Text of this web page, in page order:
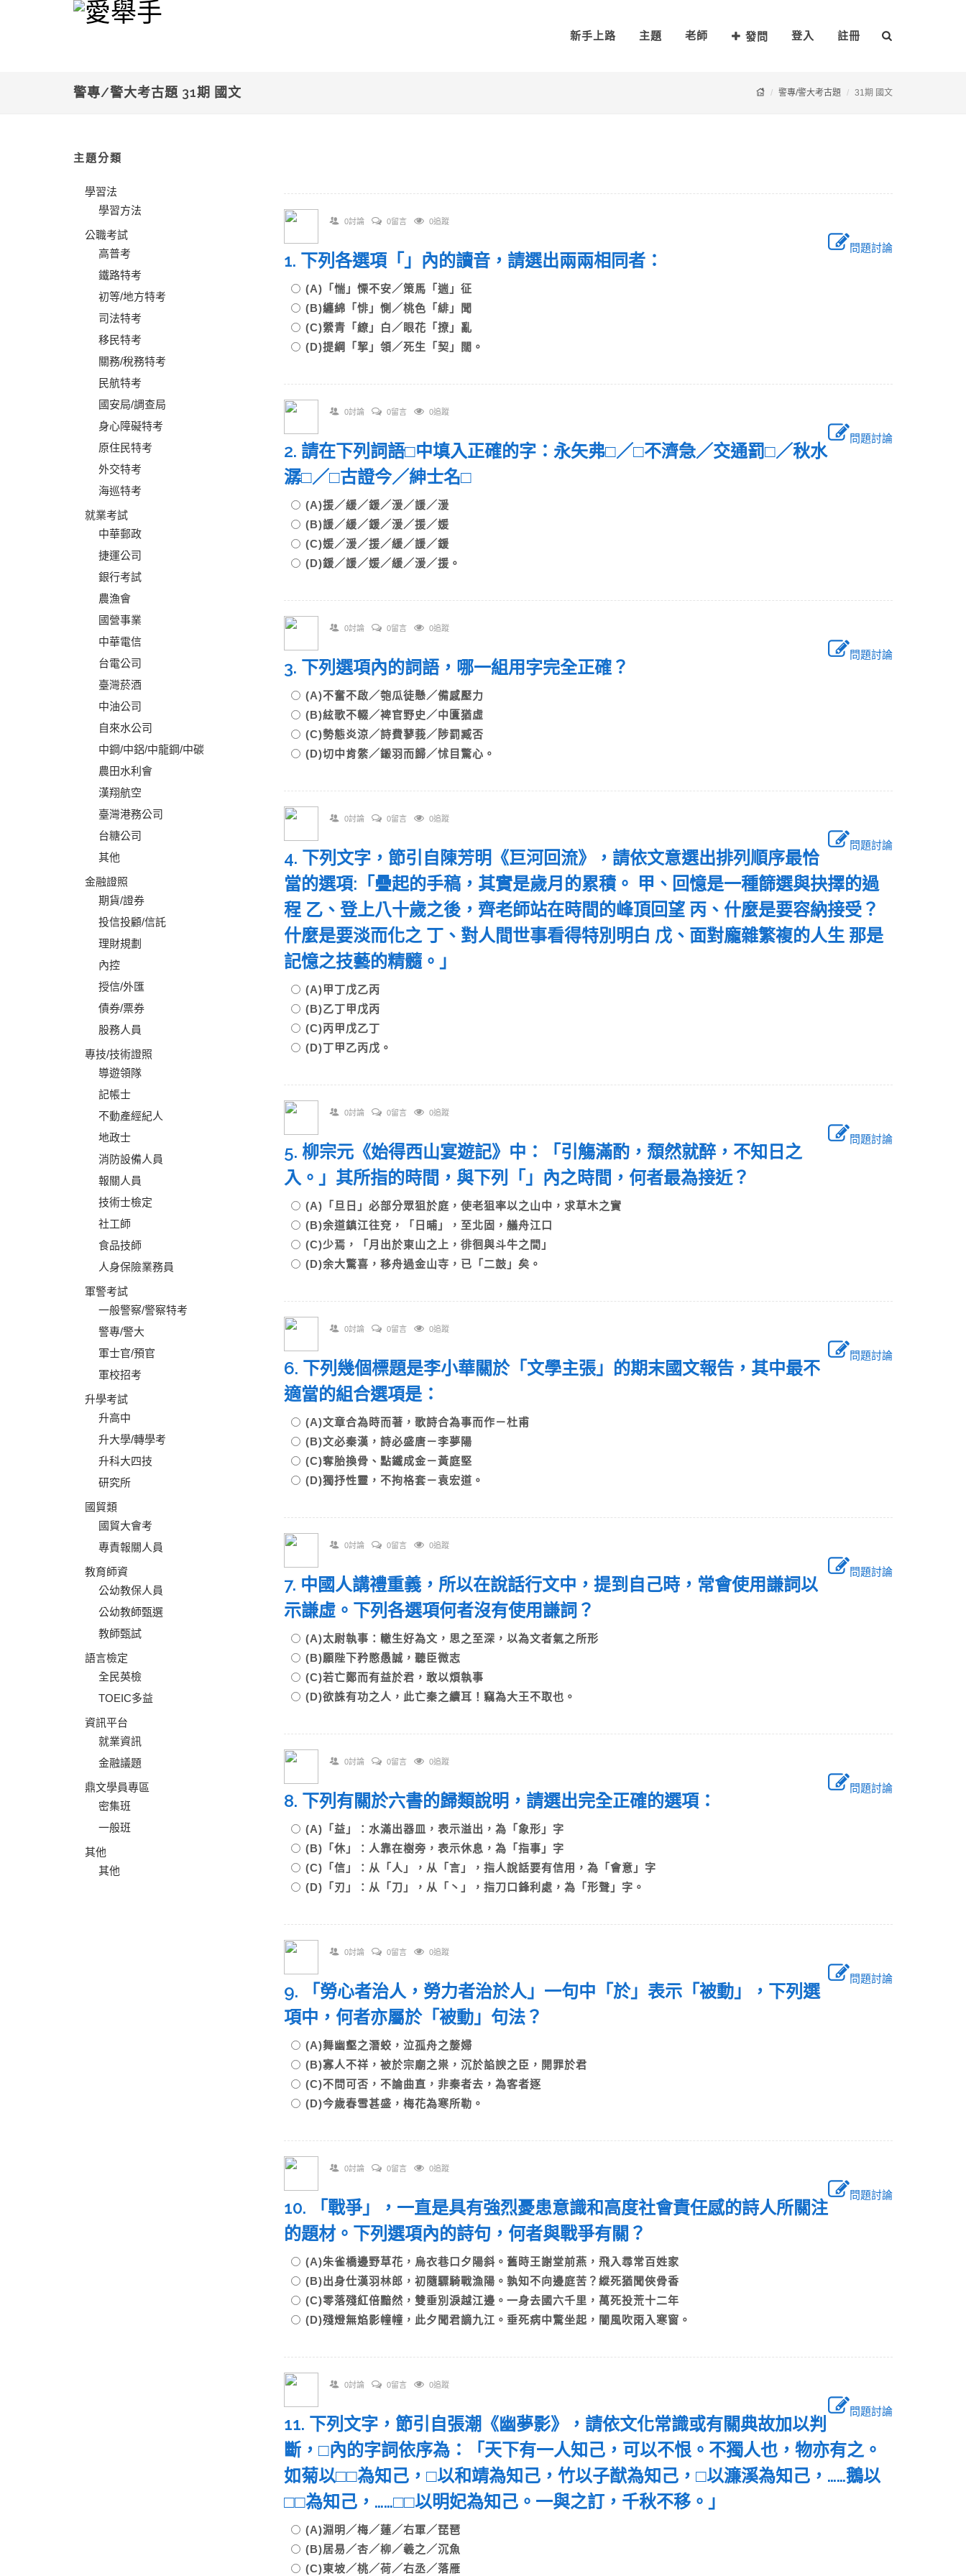
新手上路 主題 老師 發問 登入 註冊
警專/警大考古題 31期 國文 警專/警大考古題 31期 國文
主題分類
學習法
學習方法
公職考試
高普考
鐵路特考
初等/地方特考
司法特考
移民特考
關務/稅務特考
民航特考
國安局/調查局
身心障礙特考
原住民特考
外交特考
海巡特考
就業考試
中華郵政
捷運公司
銀行考試
農漁會
國營事業
中華電信
台電公司
臺灣菸酒
中油公司
自來水公司
中鋼/中鋁/中龍鋼/中碳
農田水利會
漢翔航空
臺灣港務公司
台糖公司
其他
金融證照
期貨/證券
投信投顧/信託
理財規劃
內控
授信/外匯
債券/票券
股務人員
專技/技術證照
導遊領隊
記帳士
不動產經紀人
地政士
消防設備人員
報關人員
技術士檢定
社工師
食品技師
人身保險業務員
軍警考試
一般警察/警察特考
警專/警大
軍士官/預官
軍校招考
升學考試
升高中
升大學/轉學考
升科大四技
研究所
國貿類
國貿大會考
專責報關人員
教育師資
公幼教保人員
公幼教師甄選
教師甄試
語言檢定
全民英檢
TOEIC多益
資訊平台
就業資訊
金融議題
鼎文學員專區
密集班
一般班
其他
其他
0討論 0留言 0追蹤
問題討論
1. 下列各選項「」內的讀音，請選出兩兩相同者：
(A)「惴」慄不安／策馬「遄」征
(B)纏綿「悱」惻／桃色「緋」聞
(C)縈青「繚」白／眼花「撩」亂
(D)提綱「挈」領／死生「契」闊。
0討論 0留言 0追蹤
問題討論
2. 請在下列詞語□中填入正確的字：永矢弗□／□不濟急／交通罰□／秋水
潺□／□古證今／紳士名□
(A)援／緩／鍰／湲／諼／湲
(B)諼／緩／鍰／湲／援／媛
(C)媛／湲／援／緩／諼／鍰
(D)鍰／諼／媛／緩／湲／援。
0討論 0留言 0追蹤
問題討論
3. 下列選項內的詞語，哪一組用字完全正確？
(A)不奮不啟／匏瓜徒懸／備感壓力
(B)絃歌不輟／裨官野史／中匱猶虛
(C)勢態炎涼／詩費蓼莪／陟罰臧否
(D)切中肯綮／鎩羽而歸／怵目驚心。
0討論 0留言 0追蹤
問題討論
4. 下列文字，節引自陳芳明《巨河回流》，請依文意選出排列順序最恰
當的選項:「疊起的手稿，其實是歲月的累積。 甲、回憶是一種篩選與抉擇的過
程 乙、登上八十歲之後，齊老師站在時間的峰頂回望 丙、什麼是要容納接受？
什麼是要淡而化之 丁、對人間世事看得特別明白 戊、面對龐雜繁複的人生 那是
記憶之技藝的精髓。」
(A)甲丁戊乙丙
(B)乙丁甲戊丙
(C)丙甲戊乙丁
(D)丁甲乙丙戊。
0討論 0留言 0追蹤
問題討論
5. 柳宗元《始得西山宴遊記》中：「引觴滿酌，頹然就醉，不知日之
入。」其所指的時間，與下列「」內之時間，何者最為接近？
(A)「旦日」必部分眾狙於庭，使老狙率以之山中，求草木之實
(B)余道鎮江往兗，「日晡」，至北固，艤舟江口
(C)少焉，「月出於東山之上，徘徊與斗牛之間」
(D)余大驚喜，移舟過金山寺，已「二鼓」矣。
0討論 0留言 0追蹤
問題討論
6. 下列幾個標題是李小華關於「文學主張」的期末國文報告，其中最不
適當的組合選項是：
(A)文章合為時而著，歌詩合為事而作－杜甫
(B)文必秦漢，詩必盛唐－李夢陽
(C)奪胎換骨、點鐵成金－黃庭堅
(D)獨抒性靈，不拘格套－袁宏道。
0討論 0留言 0追蹤
問題討論
7. 中國人講禮重義，所以在說話行文中，提到自己時，常會使用謙詞以
示謙虛。下列各選項何者沒有使用謙詞？
(A)太尉執事：轍生好為文，思之至深，以為文者氣之所形
(B)願陛下矜愍愚誠，聽臣微志
(C)若亡鄭而有益於君，敢以煩執事
(D)欲誅有功之人，此亡秦之續耳！竊為大王不取也。
0討論 0留言 0追蹤
問題討論
8. 下列有關於六書的歸類說明，請選出完全正確的選項：
(A)「益」：水滿出器皿，表示溢出，為「象形」字
(B)「休」：人靠在樹旁，表示休息，為「指事」字
(C)「信」：从「人」，从「言」，指人說話要有信用，為「會意」字
(D)「刃」：从「刀」，从「丶」，指刀口鋒利處，為「形聲」字。
0討論 0留言 0追蹤
問題討論
9. 「勞心者治人，勞力者治於人」一句中「於」表示「被動」，下列選
項中，何者亦屬於「被動」句法？
(A)舞幽壑之潛蛟，泣孤舟之嫠婦
(B)寡人不祥，被於宗廟之祟，沉於諂諛之臣，開罪於君
(C)不問可否，不論曲直，非秦者去，為客者逐
(D)今歲春雪甚盛，梅花為寒所勒。
0討論 0留言 0追蹤
問題討論
10. 「戰爭」，一直是具有強烈憂患意識和高度社會責任感的詩人所關注
的題材。下列選項內的詩句，何者與戰爭有關？
(A)朱雀橋邊野草花，烏衣巷口夕陽斜。舊時王謝堂前燕，飛入尋常百姓家
(B)出身仕漢羽林郎，初隨驃騎戰漁陽。孰知不向邊庭苦？縱死猶聞俠骨香
(C)零落殘紅倍黯然，雙垂別淚越江邊。一身去國六千里，萬死投荒十二年
(D)殘燈無焰影幢幢，此夕聞君謫九江。垂死病中驚坐起，闇風吹雨入寒窗。
0討論 0留言 0追蹤
問題討論
11. 下列文字，節引自張潮《幽夢影》，請依文化常識或有關典故加以判
斷，□內的字詞依序為：「天下有一人知己，可以不恨。不獨人也，物亦有之。
如菊以□□為知己，□以和靖為知己，竹以子猷為知己，□以濂溪為知己，……鵝以
□□為知己，……□□以明妃為知己。一與之訂，千秋不移。」
(A)淵明／梅／蓮／右軍／琵琶
(B)居易／杏／柳／羲之／沉魚
(C)東坡／桃／荷／右丞／落雁